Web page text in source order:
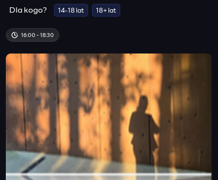
Dla kogo? 14-18 lat 18+ lat
16:00 - 18:30